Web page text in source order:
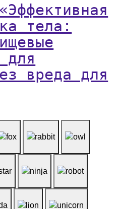
тела:
для
вреда для